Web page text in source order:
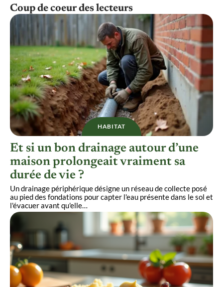
Coup de coeur des lecteurs
HABITAT
Et si un bon drainage autour d’une
maison prolongeait vraiment sa
durée de vie ?
Un drainage périphérique désigne un réseau de collecte posé
au pied des fondations pour capter l'eau présente dans le sol et
l'évacuer avant qu'elle…